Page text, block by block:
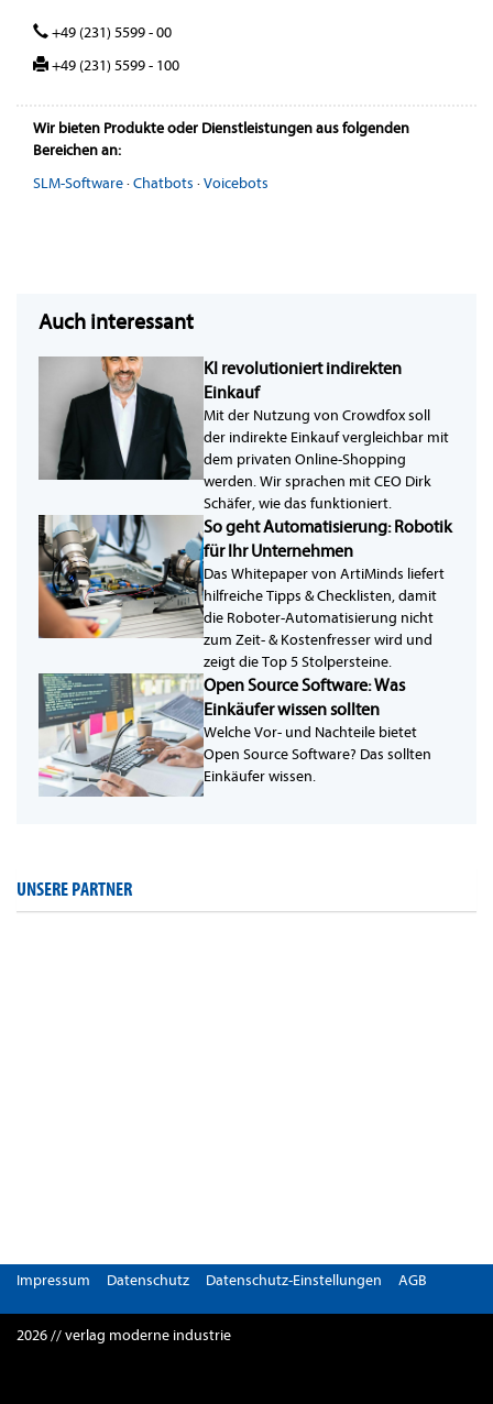
+49 (231) 5599 - 00
+49 (231) 5599 - 100
Wir bieten Produkte oder Dienstleistungen aus folgenden
Bereichen an:
SLM-Software·Chatbots ·Voicebots
Auch interessant
KI revolutioniert indirekten
Einkauf
Mit der Nutzung von Crowdfox soll
der indirekte Einkauf vergleichbar mit
dem privaten Online-Shopping
werden. Wir sprachen mit CEO Dirk
Schäfer, wie das funktioniert.
So geht Automatisierung: Robotik
für Ihr Unternehmen
Das Whitepaper von ArtiMinds liefert
hilfreiche Tipps & Checklisten, damit
die Roboter-Automatisierung nicht
zum Zeit- & Kostenfresser wird und
zeigt die Top 5 Stolpersteine.
Open Source Software: Was
Einkäufer wissen sollten
Welche Vor- und Nachteile bietet
Open Source Software? Das sollten
Einkäufer wissen.
UNSERE PARTNER
Impressum Datenschutz Datenschutz-Einstellungen AGB
2026 // verlag moderne industrie